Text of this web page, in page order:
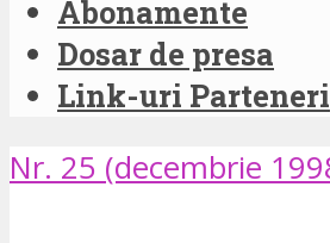
Abonamente
Dosar de presa
Link-uri Parteneri
Nr. 25 (decembrie